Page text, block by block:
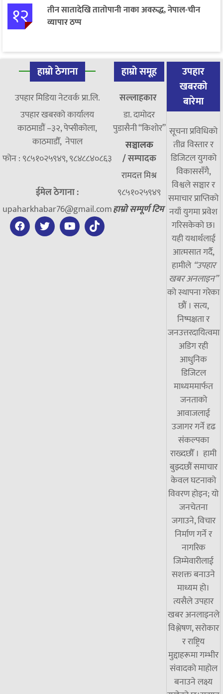
१२
तीन सातादेखि तातोपानी नाका अवरुद्ध, नेपाल-चीन
व्यापार ठप्प
हाम्रो ठेगाना
उपहार मिडिया नेटवर्क प्रा.लि.
उपहार खबरको कार्यालय
काठमाडौं –३२, पेप्सीकोला,
काठमाडौँ, नेपाल
फोन : ९८५१०२५९४९, ९८४८८४०८६३
ईमेल ठेगाना :
upaharkhabar76@gmail.com
हाम्रो समूह
सल्लाहकार
डा. दामाेदर
पुडासैनी “किशाेर”
सञ्चालक
/सम्पादक
रामदत्त मिश्र
९८५१०२५९४९
हाम्रो सम्पूर्ण टिम
उपहार
खबरको
बारेमा
सूचना प्रविधिको
तीव्र विस्तार र
डिजिटल युगको
विकाससँगै,
विश्वले सञ्चार र
समाचार प्राप्तिको
नयाँ युगमा प्रवेश
गरिसकेको छ।
यही यथार्थलाई
आत्मसात गर्दै,
हामीले “उपहार
खबर अनलाइन”
को स्थापना गरेका
छौं । सत्य,
निष्पक्षता र
जनउत्तरदायित्वमा
अडिग रही
आधुनिक
डिजिटल
माध्यममार्फत
जनताको
आवाजलाई
उजागर गर्ने दृढ
संकल्पका
राख्दछौँ । हामी
बुझ्दछौं समाचार
केवल घटनाको
विवरण होइन; यो
जनचेतना
जगाउने, विचार
निर्माण गर्ने र
नागरिक
जिम्मेवारीलाई
सशक्त बनाउने
माध्यम हो।
त्यसैले उपहार
खबर अनलाइनले
विश्लेषण, सरोकार
र राष्ट्रिय
मुद्दाहरूमा गम्भीर
संवादको माहोल
बनाउने लक्ष्य